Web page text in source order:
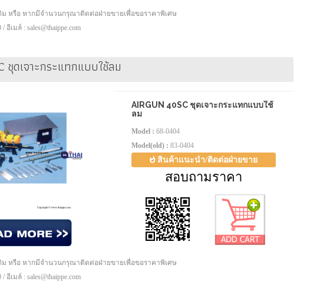
หรือ หากมีจำนวนกรุณาติดต่อฝ่ายขายเพื่อขอราคาพิเศษ
อีเมล์ : sales@thaippe.com
ชุดเจาะกระแทกแบบใช้ลม
AIRGUN 40SC ชุดเจาะกระแทกแบบใช้
ลม
Model : 68-0404
Model(old) : 83-0404
สินค้าแนะนำ/ติดต่อฝ่ายขาย
สอบถามราคา
หรือ หากมีจำนวนกรุณาติดต่อฝ่ายขายเพื่อขอราคาพิเศษ
อีเมล์ : sales@thaippe.com